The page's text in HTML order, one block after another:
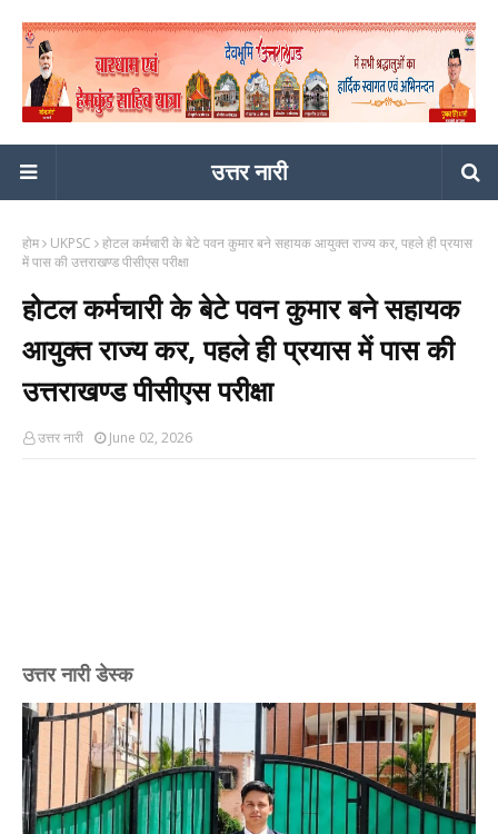
उत्तर नारी
होम UKPSC
होटल कर्मचारी के बेटे पवन कुमार बने सहायक आयुक्त राज्य कर, पहले ही प्रयास
में पास की उत्तराखण्ड पीसीएस परीक्षा
होटल कर्मचारी के बेटे पवन कुमार बने सहायक
आयुक्त राज्य कर, पहले ही प्रयास में पास की
उत्तराखण्ड पीसीएस परीक्षा
उत्तर नारी June 02, 2026
उत्तर नारी डेस्क